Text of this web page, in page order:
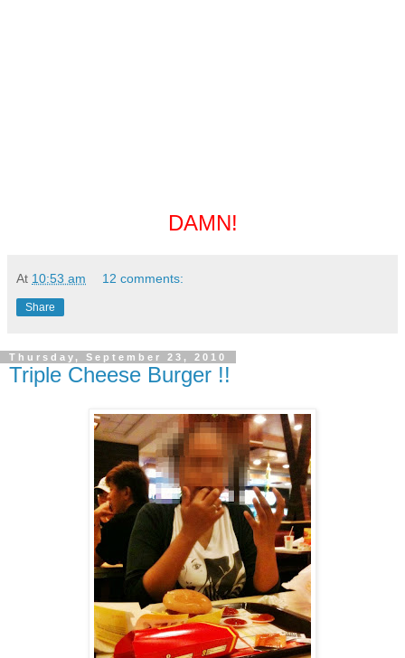
DAMN!
At 10:53 am 12 comments:
Share
Thursday, September 23, 2010
Triple Cheese Burger !!